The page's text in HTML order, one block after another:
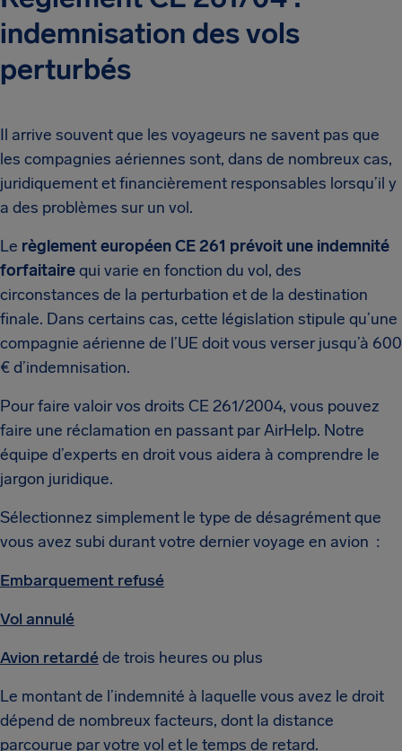
indemnisation des vols
perturbés
Il arrive souvent que les voyageurs ne savent pas que
les compagnies aériennes sont, dans de nombreux cas,
juridiquement et financièrement responsables lorsqu’il y
a des problèmes sur un vol.
Le règlement européen CE 261 prévoit une indemnité
forfaitairequi varie en fonction du vol, des
circonstances de la perturbation et de la destination
finale. Dans certains cas, cette législation stipule qu’une
compagnie aérienne de l’UE doit vous verser jusqu’à 600
€ d’indemnisation.
Pour faire valoir vos droits CE 261/2004, vous pouvez
faire une réclamation en passant par AirHelp. Notre
équipe d’experts en droit vous aidera à comprendre le
jargon juridique.
Sélectionnez simplement le type de désagrément que
vous avez subi durant votre dernier voyage en avion :
Embarquement refusé
Vol annulé
Avion retardéde trois heures ou plus
Le montant de l’indemnité à laquelle vous avez le droit
dépend de nombreux facteurs, dont la distance
parcourue par votre vol et le temps de retard.